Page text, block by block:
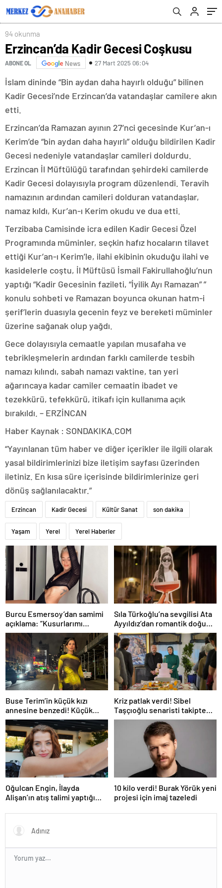
94 okunma
Erzincan’da Kadir Gecesi Coşkusu
ABONE OL News 27 Mart 2025 06:04
İslam dininde “Bin aydan daha hayırlı olduğu” bilinen
Kadir Gecesi’nde Erzincan’da vatandaşlar camilere akın
etti.
Erzincan’da Ramazan ayının 27’nci gecesinde Kur’an-ı
Kerim’de “bin aydan daha hayırlı” olduğu bildirilen Kadir
Gecesi nedeniyle vatandaşlar camileri doldurdu.
Erzincan İl Müftülüğü tarafından şehirdeki camilerde
Kadir Gecesi dolayısıyla program düzenlendi. Teravih
namazının ardından camileri dolduran vatandaşlar,
namaz kıldı, Kur’an-ı Kerim okudu ve dua etti.
Terzibaba Camisinde icra edilen Kadir Gecesi Özel
Programında müminler, seçkin hafız hocaların tilavet
ettiği Kur’an-ı Kerim’le, ilahi ekibinin okuduğu ilahi ve
kasidelerle coştu, İl Müftüsü İsmail Fakirullahoğlu’nun
yaptığı “Kadir Gecesinin fazileti, “İyilik Ayı Ramazan” ”
konulu sohbeti ve Ramazan boyunca okunan hatm-i
şerif’lerin duasıyla gecenin feyz ve bereketi müminler
üzerine sağanak olup yağdı.
Gece dolayısıyla cemaatle yapılan musafaha ve
tebrikleşmelerin ardından farklı camilerde tesbih
namazı kılındı, sabah namazı vaktine, tan yeri
ağarıncaya kadar camiler cemaatin ibadet ve
tezekkürü, tefekkürü, itikafı için kullanıma açık
bırakıldı. – ERZİNCAN
Haber Kaynak : SONDAKIKA.COM
“Yayınlanan tüm haber ve diğer içerikler ile ilgili olarak
yasal bildirimlerinizi bize iletişim sayfası üzerinden
iletiniz. En kısa süre içerisinde bildirimlerinize geri
dönüş sağlanılacaktır.”
Erzincan Kadir Gecesi Kültür Sanat son dakika
Yaşam Yerel Yerel Haberler
Burcu Esmersoy’dan samimi
açıklama: “Kusurlarımı
seviyorum”
Sıla Türkoğlu’na sevgilisi Ata
Ayyıldız’dan romantik doğum
günü sürprizi
Buse Terim’in küçük kızı
annesine benzedi! Küçük
Naz’ın son haline yorum yağdı
Kriz patlak verdi! Sibel
Taşçıoğlu senaristi takipten
çıktı
Oğulcan Engin, İlayda
Alişan’ın atış talimi yaptığı
10 kilo verdi! Burak Yörük yeni
projesi için imaj tazeledi